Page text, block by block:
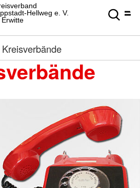
Erwitte
Hellweg e. V.
Kreisverbände